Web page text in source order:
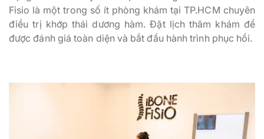
Fisio là một trong số ít phòng khám tại TP.HCM chuyên
điều trị khớp thái dương hàm. Đặt lịch thăm khám để
được đánh giá toàn diện và bắt đầu hành trình phục hồi.